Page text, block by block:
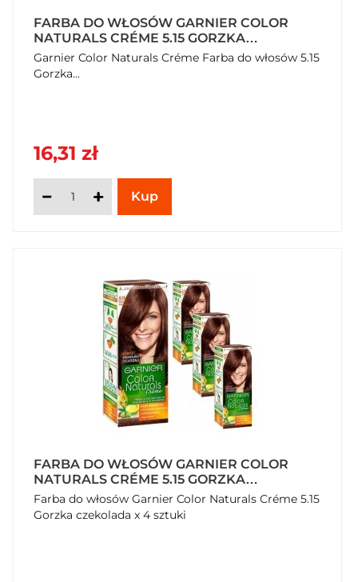
FARBA DO WŁOSÓW GARNIER COLOR
NATURALS CRÉME 5.15 GORZKA
CZEKOLADA
Garnier Color Naturals Créme Farba do włosów 5.15
Gorzka...
16,31 zł
FARBA DO WŁOSÓW GARNIER COLOR
NATURALS CRÉME 5.15 GORZKA
CZEKOLADA X 4 SZTUKI
Farba do włosów Garnier Color Naturals Créme 5.15
Gorzka czekolada x 4 sztuki